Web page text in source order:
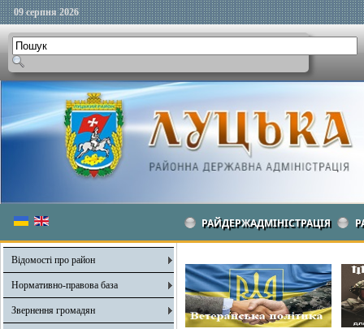
09 серпня 2026
РАЙДЕРЖАДМІНІСТРАЦІЯ
Відомості про район
Нормативно-правова база
Звернення громадян